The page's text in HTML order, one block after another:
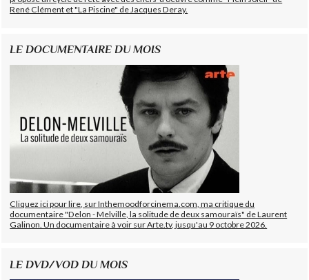
René Clément et "La Piscine" de Jacques Deray.
LE DOCUMENTAIRE DU MOIS
Cliquez ici pour lire, sur Inthemoodforcinema.com, ma critique du
documentaire "Delon - Melville, la solitude de deux samouraïs" de Laurent
Galinon. Un documentaire à voir sur Arte.tv, jusqu'au 9 octobre 2026.
LE DVD/VOD DU MOIS